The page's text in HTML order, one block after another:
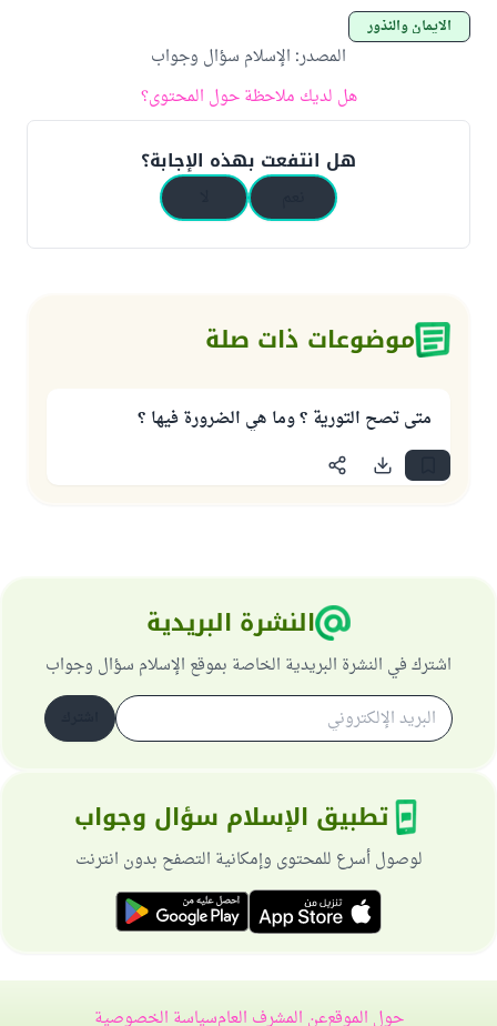
الأيمان والنذور
المصدر: الإسلام سؤال وجواب
هل لديك ملاحظة حول المحتوى؟
هل انتفعت بهذه الإجابة؟
موضوعات ذات صلة
متى تصح التورية ؟ وما هي الضرورة فيها ؟
النشرة البريدية
اشترك في النشرة البريدية الخاصة بموقع الإسلام سؤال وجواب
تطبيق الإسلام سؤال وجواب
لوصول أسرع للمحتوى وإمكانية التصفح بدون انترنت
حول الموقععن المشرف العامسياسة الخصوصية